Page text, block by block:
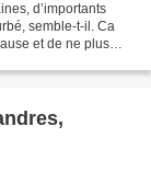
d’importants
semble-t-il. Ca
et de ne plus